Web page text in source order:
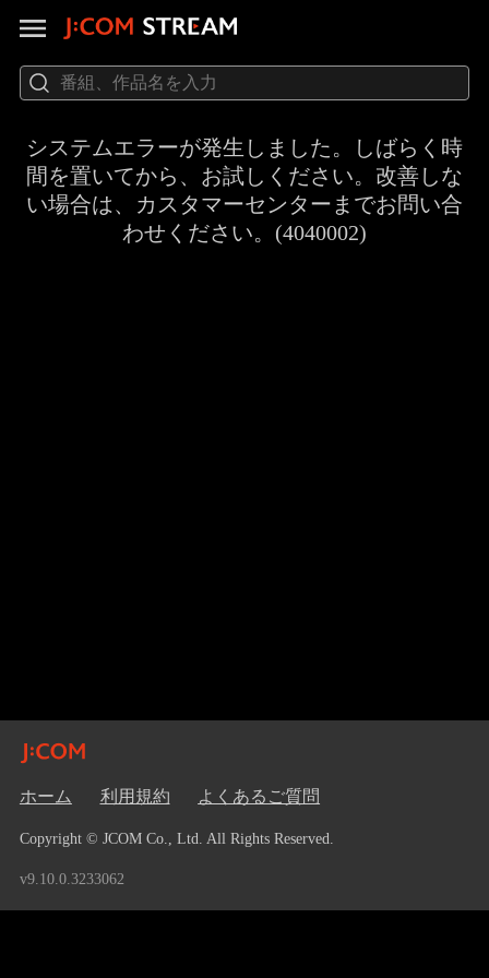
システムエラーが発生しました。しばらく時
間を置いてから、お試しください。改善しな
い場合は、カスタマーセンターまでお問い合
わせください。(4040002)
ホーム 利用規約 よくあるご質問
Copyright © JCOM Co., Ltd. All Rights Reserved.
v9.10.0.3233062